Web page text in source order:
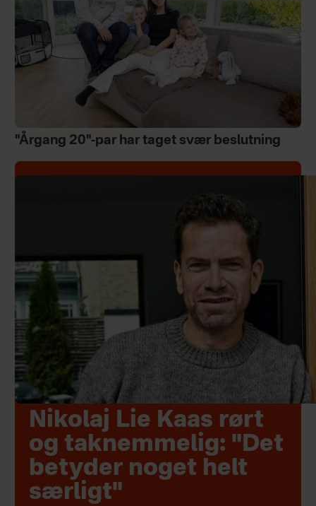
"Årgang 20"-par har taget svær beslutning
Nikolaj Lie Kaas rørt
og taknemmelig: "Det
betyder noget helt
særligt"